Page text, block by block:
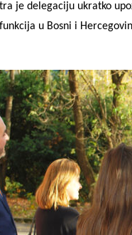
je delegaciju ukratko
u Bosni i